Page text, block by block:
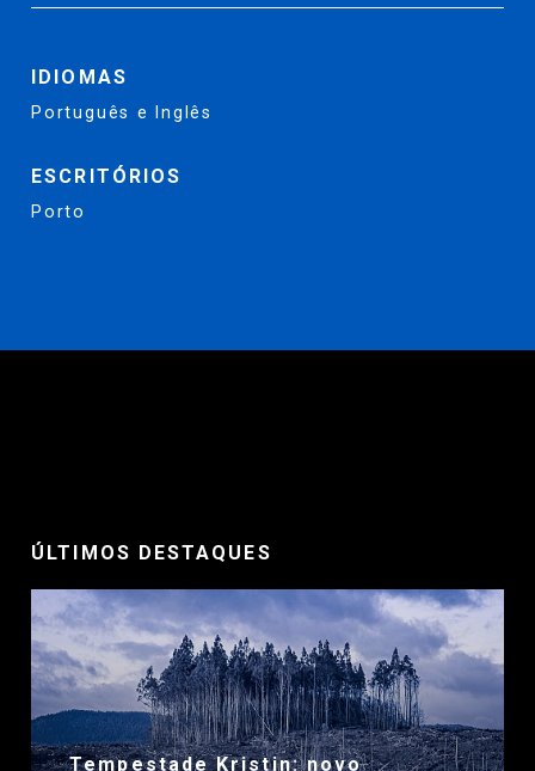
IDIOMAS
Português e Inglês
ESCRITÓRIOS
Porto
ÚLTIMOS DESTAQUES
Tempestade Kristin: novo